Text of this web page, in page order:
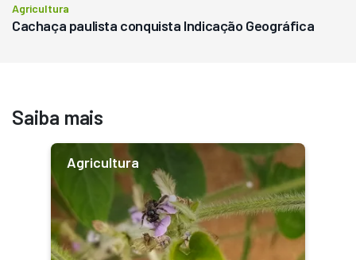
Agricultura
Cachaça paulista conquista Indicação Geográfica
Saiba mais
Agricultura